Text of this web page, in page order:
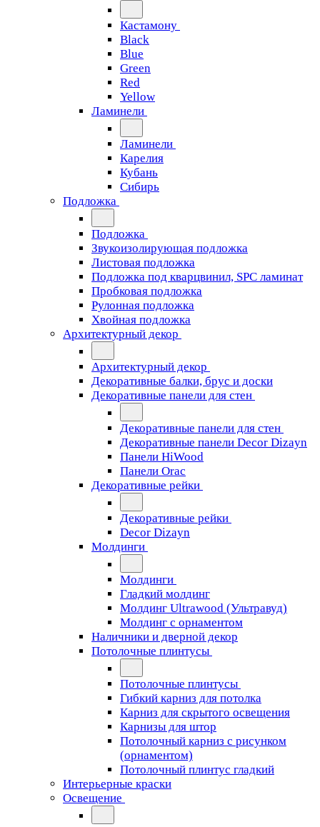
Кастамону
Black
Blue
Green
Red
Yellow
Ламинели
Ламинели
Карелия
Кубань
Сибирь
Подложка
Подложка
Звукоизолирующая подложка
Листовая подложка
Подложка под кварцвинил, SPC ламинат
Пробковая подложка
Рулонная подложка
Хвойная подложка
Архитектурный декор
Архитектурный декор
Декоративные балки, брус и доски
Декоративные панели для стен
Декоративные панели для стен
Декоративные панели Decor Dizayn
Панели HiWood
Панели Orac
Декоративные рейки
Декоративные рейки
Decor Dizayn
Молдинги
Молдинги
Гладкий молдинг
Молдинг Ultrawood (Ультравуд)
Молдинг с орнаментом
Наличники и дверной декор
Потолочные плинтусы
Потолочные плинтусы
Гибкий карниз для потолка
Карниз для скрытого освещения
Карнизы для штор
Потолочный карниз с рисунком
(орнаментом)
Потолочный плинтус гладкий
Интерьерные краски
Освещение